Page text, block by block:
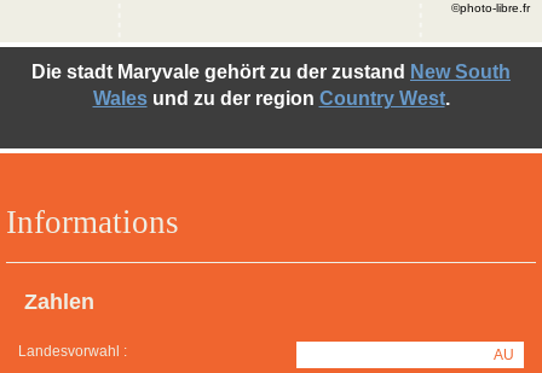
Informations
Zahlen
Landesvorwahl : AU
Die stadt Maryvale gehört zu der zustand New South
Walesund zu der region Country West.
©photo-libre.fr